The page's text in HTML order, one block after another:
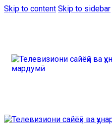
Skip to content Skip to sidebar